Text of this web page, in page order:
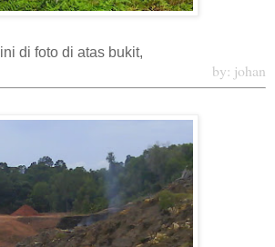
ini di foto di atas bukit,
by: johan